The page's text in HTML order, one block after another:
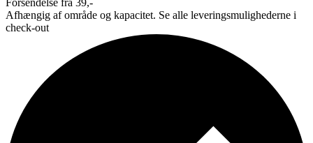
Afhængig af område og kapacitet. Se alle leveringsmulighederne i
check-out